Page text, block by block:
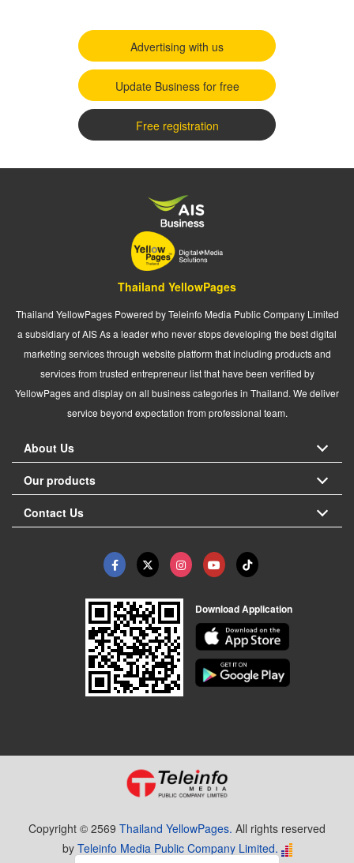
Advertising with us
Update Business for free
Free registration
Thailand YellowPages
Thailand YellowPages Powered by Teleinfo Media Public Company Limited
a subsidiary of AIS As a leader who never stops developing the best digital
marketing services through website platform that including products and
services from trusted entrepreneur list that have been verified by
YellowPages and display on all business categories in Thailand. We deliver
service beyond expectation from professional team.
About Us
Our products
Contact Us
Download Application
Copyright © 2569 Thailand YellowPages. All rights reserved
by Teleinfo Media Public Company Limited.